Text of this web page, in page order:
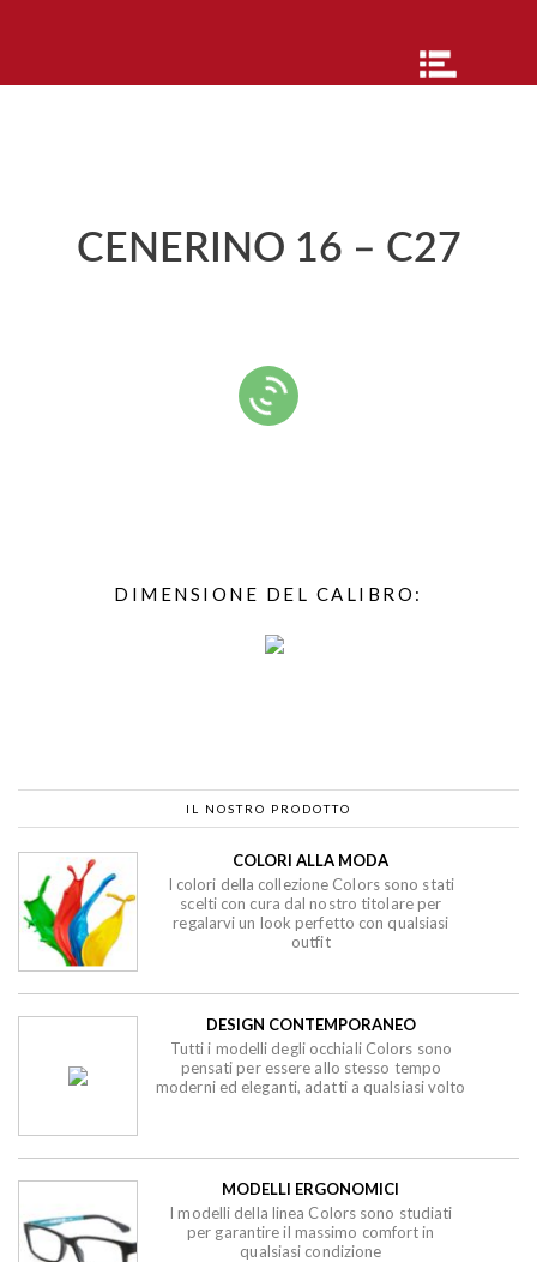
CENERINO 16 – C27
DIMENSIONE DEL CALIBRO:
IL NOSTRO PRODOTTO
COLORI ALLA MODA
I colori della collezione Colors sono stati
scelti con cura dal nostro titolare per
regalarvi un look perfetto con qualsiasi
outfit
DESIGN CONTEMPORANEO
Tutti i modelli degli occhiali Colors sono
pensati per essere allo stesso tempo
moderni ed eleganti, adatti a qualsiasi volto
MODELLI ERGONOMICI
I modelli della linea Colors sono studiati
per garantire il massimo comfort in
qualsiasi condizione